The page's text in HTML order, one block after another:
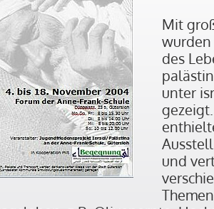
Mit
wurden
des
unter
und